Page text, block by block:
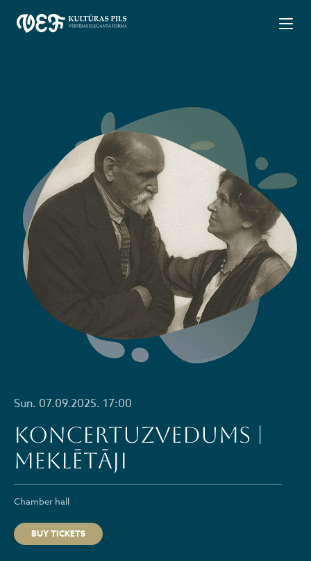
Sun. 07.09.2025. 17:00
Koncertuzvedums |
MEKLĒTĀJI
Chamber hall
BUY TICKETS